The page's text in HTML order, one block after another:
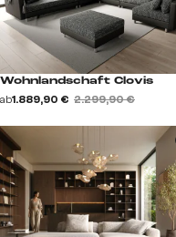
Wohnlandschaft Clovis
ab1.889,90 € 2.299,90 €